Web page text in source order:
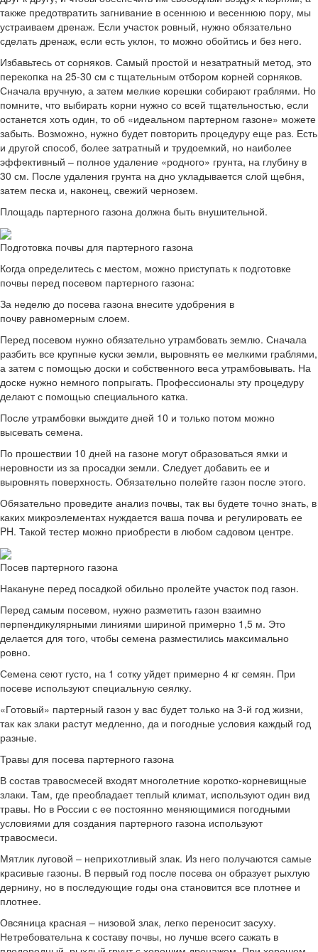
также предотвратить загнивание в осеннюю и весеннюю пору, мы
устраиваем дренаж. Если участок ровный, нужно обязательно
сделать дренаж, если есть уклон, то можно обойтись и без него.
Избавьтесь от сорняков. Самый простой и незатратный метод, это
перекопка на 25-30 см с тщательным отбором корней сорняков.
Сначала вручную, а затем мелкие корешки собирают граблями. Но
помните, что выбирать корни нужно со всей тщательностью, если
останется хоть один, то об «идеальном партерном газоне» можете
забыть. Возможно, нужно будет повторить процедуру еще раз. Есть
и другой способ, более затратный и трудоемкий, но наиболее
эффективный – полное удаление «родного» грунта, на глубину в
30 см. После удаления грунта на дно укладывается слой щебня,
затем песка и, наконец, свежий чернозем.
Площадь партерного газона должна быть внушительной.
Подготовка почвы для партерного газона
Когда определитесь с местом, можно приступать к подготовке
почвы перед посевом партерного газона:
За неделю до посева газона внесите удобрения в
почву равномерным слоем.
Перед посевом нужно обязательно утрамбовать землю. Сначала
разбить все крупные куски земли, выровнять ее мелкими граблями,
а затем с помощью доски и собственного веса утрамбовывать. На
доске нужно немного попрыгать. Профессионалы эту процедуру
делают с помощью специального катка.
После утрамбовки выждите дней 10 и только потом можно
высевать семена.
По прошествии 10 дней на газоне могут образоваться ямки и
неровности из за просадки земли. Следует добавить ее и
выровнять поверхность. Обязательно полейте газон после этого.
Обязательно проведите анализ почвы, так вы будете точно знать, в
каких микроэлементах нуждается ваша почва и регулировать ее
PH. Такой тестер можно приобрести в любом садовом центре.
Посев партерного газона
Накануне перед посадкой обильно пролейте участок под газон.
Перед самым посевом, нужно разметить газон взаимно
перпендикулярными линиями шириной примерно 1,5 м. Это
делается для того, чтобы семена разместились максимально
ровно.
Семена сеют густо, на 1 сотку уйдет примерно 4 кг семян. При
посеве используют специальную сеялку.
«Готовый» партерный газон у вас будет только на 3-й год жизни,
так как злаки растут медленно, да и погодные условия каждый год
разные.
Травы для посева партерного газона
В состав травосмесей входят многолетние коротко-корневищные
злаки. Там, где преобладает теплый климат, используют один вид
травы. Но в России с ее постоянно меняющимися погодными
условиями для создания партерного газона используют
травосмеси.
Мятлик луговой – неприхотливый злак. Из него получаются самые
красивые газоны. В первый год после посева он образует рыхлую
дернину, но в последующие годы она становится все плотнее и
плотнее.
Овсяница красная – низовой злак, легко переносит засуху.
Нетребовательна к составу почвы, но лучше всего сажать в